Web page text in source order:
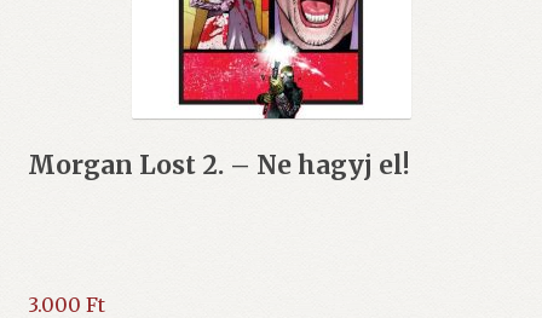
Morgan Lost 2. – Ne hagyj el!
3.000 Ft